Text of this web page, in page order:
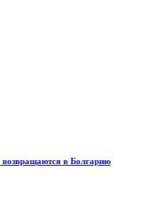
возвращаются в Болгарию